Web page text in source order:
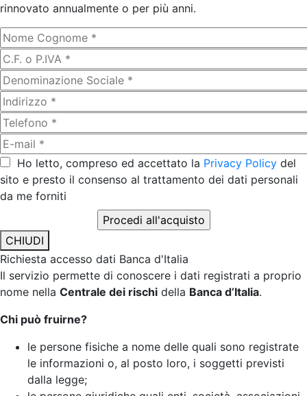
rinnovato annualmente o per più anni.
Ho letto, compreso ed accettato la Privacy Policy del
sito e presto il consenso al trattamento dei dati personali
da me forniti
CHIUDI
Richiesta accesso dati Banca d'Italia
Il servizio permette di conoscere i dati registrati a proprio
nome nella Centrale dei rischi della Banca d’Italia.
Chi può fruirne?
le persone fisiche a nome delle quali sono registrate
le informazioni o, al posto loro, i soggetti previsti
dalla legge;